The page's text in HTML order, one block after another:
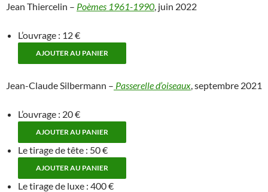
Jean Thiercelin – Poèmes 1961-1990, juin 2022
L’ouvrage : 12 €
Jean-Claude Silbermann – Passerelle d’oiseaux, septembre 2021
L’ouvrage : 20 €
Le tirage de tête : 50 €
Le tirage de luxe : 400 €